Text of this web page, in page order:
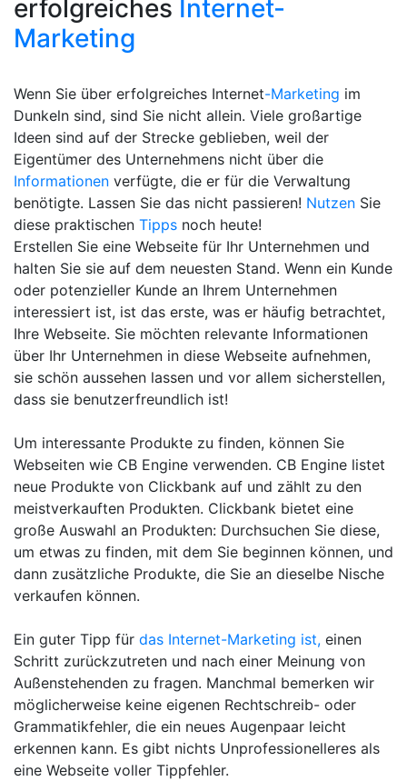
erfolgreiches Internet-
Marketing
Wenn Sie über erfolgreiches Internet-Marketing im
Dunkeln sind, sind Sie nicht allein. Viele großartige
Ideen sind auf der Strecke geblieben, weil der
Eigentümer des Unternehmens nicht über die
Informationen verfügte, die er für die Verwaltung
benötigte. Lassen Sie das nicht passieren! Nutzen Sie
diese praktischen Tipps noch heute!
Erstellen Sie eine Webseite für Ihr Unternehmen und
halten Sie sie auf dem neuesten Stand. Wenn ein Kunde
oder potenzieller Kunde an Ihrem Unternehmen
interessiert ist, ist das erste, was er häufig betrachtet,
Ihre Webseite. Sie möchten relevante Informationen
über Ihr Unternehmen in diese Webseite aufnehmen,
sie schön aussehen lassen und vor allem sicherstellen,
dass sie benutzerfreundlich ist!
Um interessante Produkte zu finden, können Sie
Webseiten wie CB Engine verwenden. CB Engine listet
neue Produkte von Clickbank auf und zählt zu den
meistverkauften Produkten. Clickbank bietet eine
große Auswahl an Produkten: Durchsuchen Sie diese,
um etwas zu finden, mit dem Sie beginnen können, und
dann zusätzliche Produkte, die Sie an dieselbe Nische
verkaufen können.
Ein guter Tipp für das Internet-Marketing ist, einen
Schritt zurückzutreten und nach einer Meinung von
Außenstehenden zu fragen. Manchmal bemerken wir
möglicherweise keine eigenen Rechtschreib- oder
Grammatikfehler, die ein neues Augenpaar leicht
erkennen kann. Es gibt nichts Unprofessionelleres als
eine Webseite voller Tippfehler.